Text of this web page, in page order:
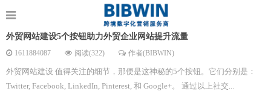
外贸网站建设5个按钮助力外贸企业网站提升流量
1611884087 阅读(322) 作者(BIBWIN)
外贸网站建设 值得关注的细节，那便是这神秘的5个按钮。它们分别是：
Twitter, Facebook, LinkedIn, Pinterest, 和 Google+。 通过以上社交...